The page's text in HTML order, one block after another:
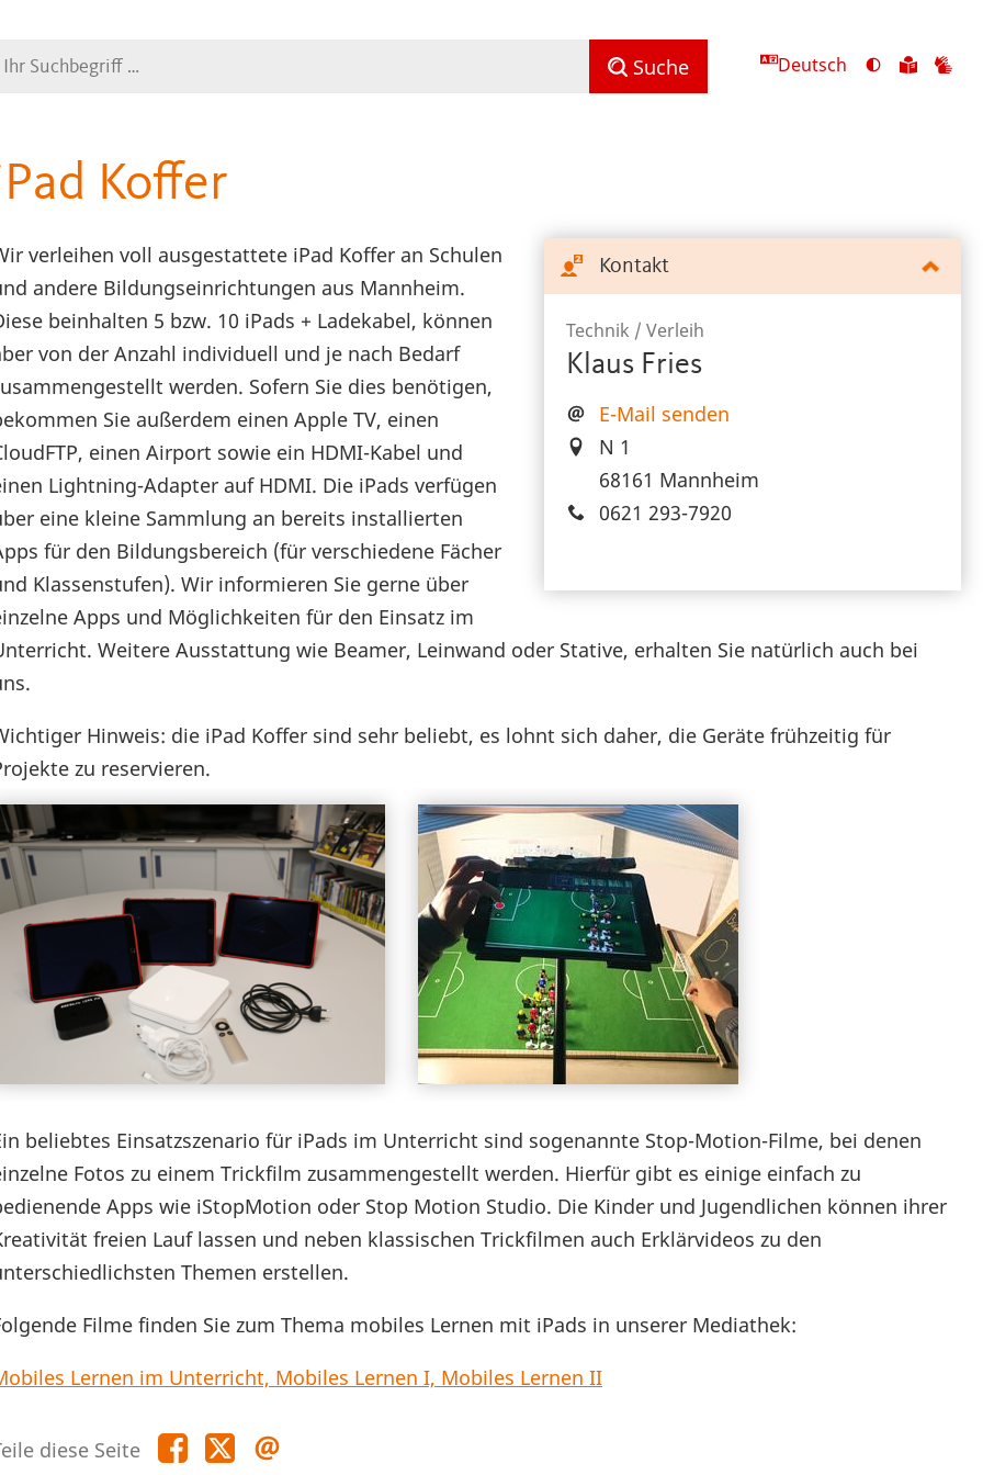
Suche Deutsch
Ansicht
Zu
Koffer
Kontakt
Technik / Verleih
Klaus Fries
E-Mail senden
N 1
68161 Mannheim
0621 293-7920
verleihen voll ausgestattete iPad Koffer an Schulen
andere Bildungseinrichtungen aus Mannheim.
beinhalten 5 bzw. 10 iPads + Ladekabel, können
von der Anzahl individuell und je nach Bedarf
werden. Sofern Sie dies benötigen,
Sie außerdem einen Apple TV, einen
einen Airport sowie ein HDMI-Kabel und
Lightning-Adapter auf HDMI. Die iPads verfügen
eine kleine Sammlung an bereits installierten
für den Bildungsbereich (für verschiedene Fächer
Klassenstufen). Wir informieren Sie gerne über
Apps und Möglichkeiten für den Einsatz im
Weitere Ausstattung wie Beamer, Leinwand oder Stative, erhalten Sie natürlich auch bei
Hinweis: die iPad Koffer sind sehr beliebt, es lohnt sich daher, die Geräte frühzeitig für
zu reservieren.
beliebtes Einsatzszenario für iPads im Unterricht sind sogenannte Stop-Motion-Filme, bei denen
Fotos zu einem Trickfilm zusammengestellt werden. Hierfür gibt es einige einfach zu
Apps wie iStopMotion oder Stop Motion Studio. Die Kinder und Jugendlichen können ihrer
freien Lauf lassen und neben klassischen Trickfilmen auch Erklärvideos zu den
Themen erstellen.
Filme finden Sie zum Thema mobiles Lernen mit iPads in unserer Mediathek:
Lernen im Unterricht, Mobiles Lernen I, Mobiles Lernen II
diese Seite Teile
diese
Teile
diese